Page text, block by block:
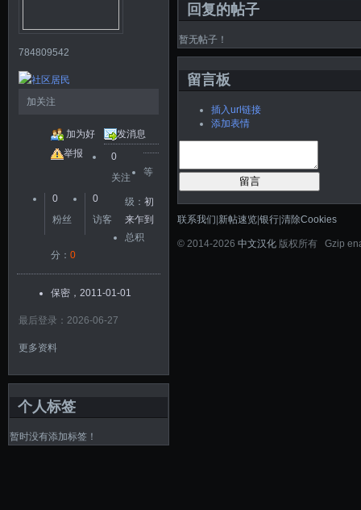
784809542
加关注
加为好
友
发消息
举报
0
关注
0
粉丝
0
访客
等
级：初
来乍到
总积
分： 0
保密，2011-01-01
最后登录：2026-06-27
更多资料
个人标签
暂时没有添加标签！
回复的帖子
暂无帖子！
留言板
插入url链接
添加表情
留言
联系我们|新帖速览|银行|清除Cookies
© 2014-2026 中文汉化 版权所有 Gzip